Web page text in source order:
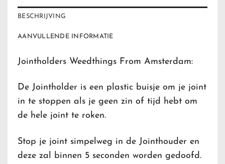
BESCHRIJVING
AANVULLENDE INFORMATIE
Jointholders Weedthings From Amsterdam:
De Jointholder is een plastic buisje om je joint
in te stoppen als je geen zin of tijd hebt om
de hele joint te roken.
Stop je joint simpelweg in de Jointhouder en
deze zal binnen 5 seconden worden gedoofd.